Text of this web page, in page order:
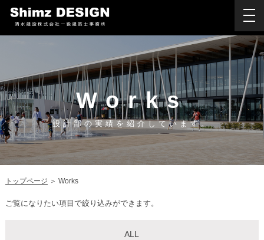
Works
設計部の実績を紹介しています。
トップページ ＞ Works
ご覧になりたい項目で絞り込みができます。
ALL